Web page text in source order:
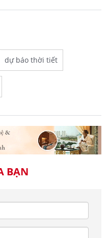
dự báo thời tiết
BẠN